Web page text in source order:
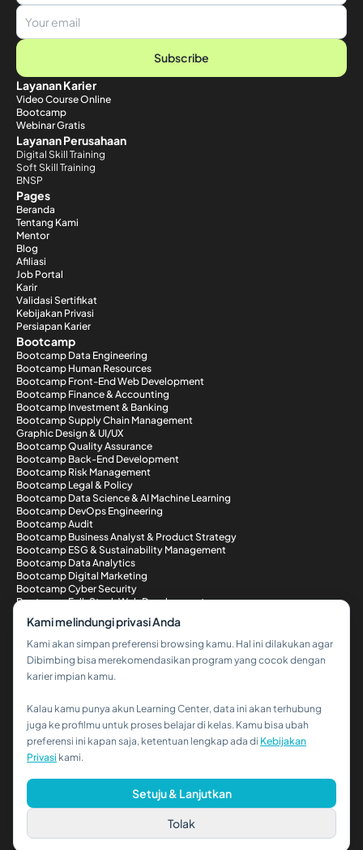
Hi!👋
Kalau kamu butuh bantuan,
Subscribe
Layanan Karier
Video Course Online
Bootcamp
Webinar Gratis
Layanan Perusahaan
Digital Skill Training
Soft Skill Training
BNSP
Pages
Beranda
Tentang Kami
Mentor
Blog
Afiliasi
Job Portal
Karir
Validasi Sertifikat
Kebijakan Privasi
Persiapan Karier
Bootcamp
Bootcamp Data Engineering
Bootcamp Human Resources
Bootcamp Front-End Web Development
Bootcamp Finance & Accounting
Bootcamp Investment & Banking
Bootcamp Supply Chain Management
Graphic Design & UI/UX
Bootcamp Quality Assurance
Bootcamp Back-End Development
Bootcamp Risk Management
Bootcamp Legal & Policy
Bootcamp Data Science & AI Machine Learning
Bootcamp DevOps Engineering
Bootcamp Audit
Bootcamp Business Analyst & Product Strategy
Bootcamp ESG & Sustainability Management
Bootcamp Data Analytics
Bootcamp Digital Marketing
Bootcamp Cyber Security
Bootcamp Full-Stack Web Development
Metode Pembayaran
© 2026 PT Dibimbing. All Rights Reserved
Kami melindungi privasi Anda
Kami akan simpan preferensi browsing kamu. Hal ini dilakukan agar
Dibimbing bisa merekomendasikan program yang cocok dengan
karier impian kamu.
Kalau kamu punya akun Learning Center, data ini akan terhubung
juga ke profilmu untuk proses belajar di kelas. Kamu bisa ubah
preferensi ini kapan saja, ketentuan lengkap ada di Kebijakan
Privasi kami.
Tolak
Setuju & Lanjutkan